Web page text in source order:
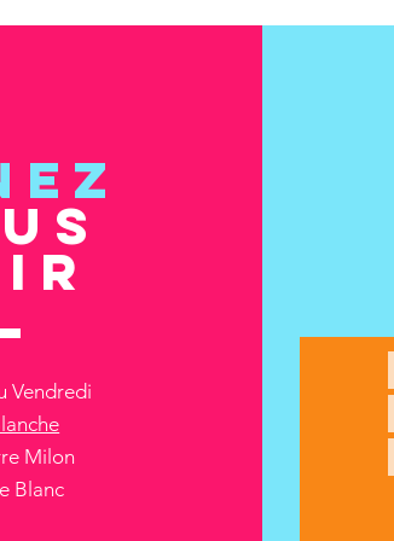
Vendredi
Milon
Blanc